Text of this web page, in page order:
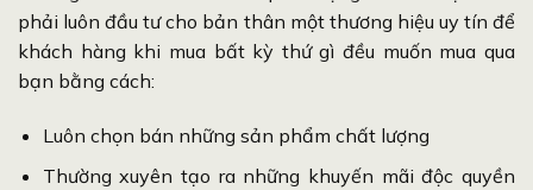
phải luôn đầu tư cho bản thân một thương hiệu uy tín để
khách hàng khi mua bất kỳ thứ gì đều muốn mua qua
bạn bằng cách:
Luôn chọn bán những sản phẩm chất lượng
Thường xuyên tạo ra những khuyến mãi độc quyền